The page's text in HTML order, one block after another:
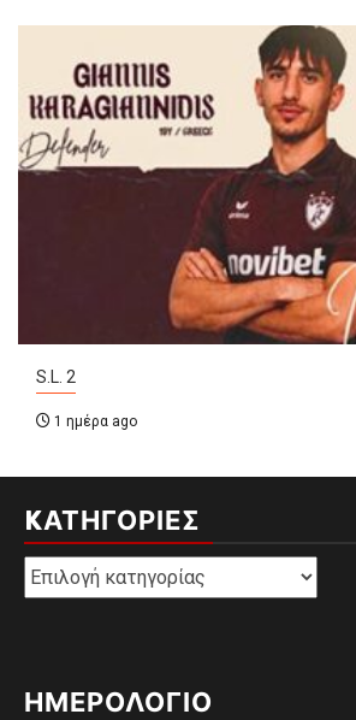
S.L. 2
1 ημέρα ago
KΑΤΗΓΟΡΊΕΣ
Kατηγορίες
ΗΜΕΡΟΛΟΓΙΟ